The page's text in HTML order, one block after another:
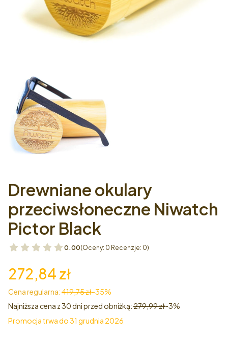
Drewniane okulary
przeciwsłoneczne Niwatch
Pictor Black
0.00(Oceny: 0 Recenzje: 0)
272,84 zł
Cena regularna:419,75 zł-35%
Najniższa cena z 30 dni przed obniżką:279,99 zł-3%
Promocja trwa do 31 grudnia 2026